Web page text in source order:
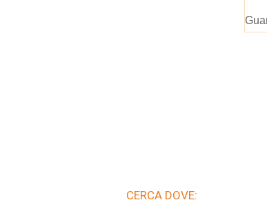
CERCA DOVE: